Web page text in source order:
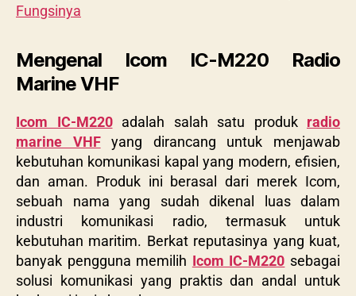
Fungsinya
Mengenal Icom IC-M220 Radio
Marine VHF
Icom IC-M220adalah salah satu produk radio
marine VHFyang dirancang untuk menjawab
kebutuhan komunikasi kapal yang modern, efisien,
dan aman. Produk ini berasal dari merek Icom,
sebuah nama yang sudah dikenal luas dalam
industri komunikasi radio, termasuk untuk
kebutuhan maritim. Berkat reputasinya yang kuat,
banyak pengguna memilih Icom IC-M220 sebagai
solusi komunikasi yang praktis dan andal untuk